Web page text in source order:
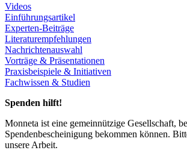
Videos
Einführungsartikel
Experten-Beiträge
Literaturempfehlungen
Nachrichtenauswahl
Vorträge & Präsentationen
Praxisbeispiele & Initiativen
Fachwissen & Studien
Spenden hilft!
Monneta ist eine gemeinnützige Gesellschaft,
Spendenbescheinigung bekommen können.
unsere Arbeit.